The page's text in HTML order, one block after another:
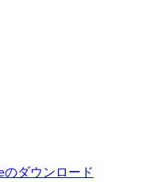
ダウンロード